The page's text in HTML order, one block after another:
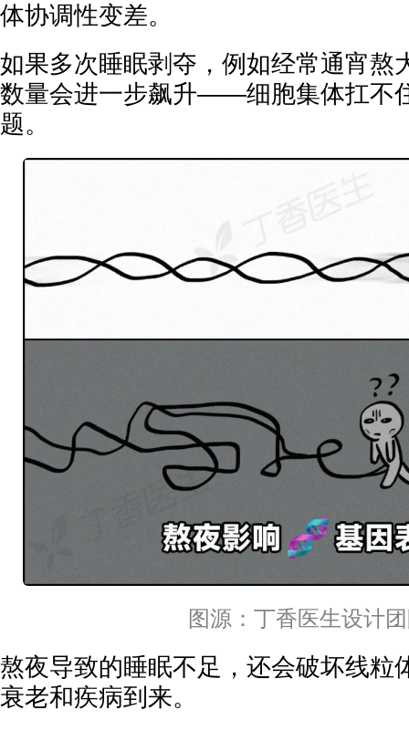
体协调性变差。
如果多次睡眠剥夺，例如经常通宵熬
数量会进一步飙升——细胞集体扛不
题。
图源：丁香医生设计
熬夜导致的睡眠不足，还会破坏线粒
衰老和疾病到来。